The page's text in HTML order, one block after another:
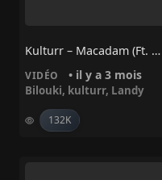
Kulturr – Macadam (ft. Landy & Bilouki)
VIDÉO • il y a 3 mois
Bilouki, kulturr, Landy
132K